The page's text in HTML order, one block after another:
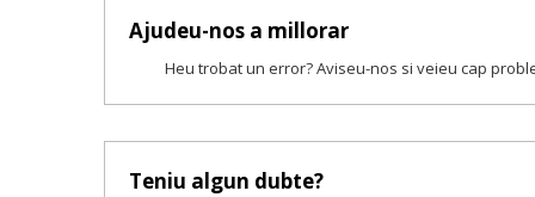
Ajudeu-nos a millorar
Heu trobat un error? Aviseu-nos si veieu cap
Teniu algun dubte?